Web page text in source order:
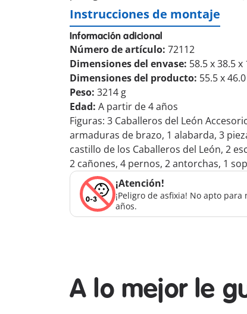
Instrucciones de montaje
Información adicional
Número de artículo: 72112
Dimensiones del envase: 58.5 x 38.5 x
Dimensiones del producto: 55.5 x
Peso: 3214 g
Edad: A partir de 4 años
Figuras: 3 Caballeros del León
armaduras de brazo, 1 alabarda, 3
castillo de los Caballeros del León, 2
2 cañones, 4 pernos, 2 antorchas, 1
¡Atención!
¡Peligro de asfixia! No apto
años.
A lo mejor le